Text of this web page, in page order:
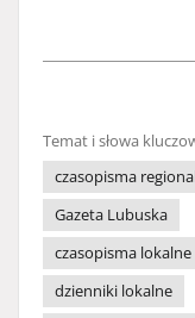
Temat i słowa
czasopisma
Gazeta Lubuska
czasopisma lokalne
dzienniki lokalne